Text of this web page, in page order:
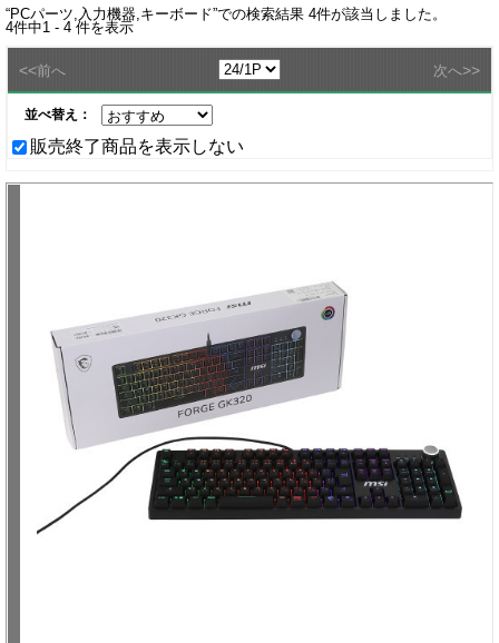
“PCパーツ,入力機器,キーボード”での検索結果 4件が該当しました。
4件中1 - 4 件を表示
<<前へ 次へ>>
並べ替え：
販売終了商品を表示しない